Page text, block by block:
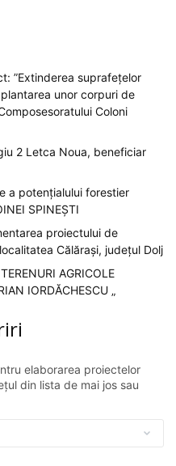
”Extinderea suprafețelor
unor corpuri de
Coloni
2 Letca Noua, beneficiar
a potențialului forestier
SPINEȘTI
proiectului de
Călărași, județul Dolj
AGRICOLE
IORDĂCHESCU „
elaborarea proiectelor
din lista de mai jos sau